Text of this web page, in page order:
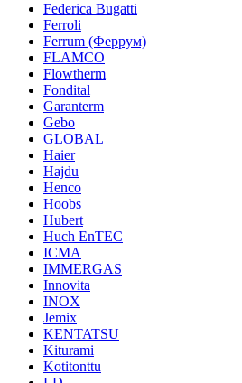
Federica Bugatti
Ferroli
Ferrum (Феррум)
FLAMCO
Flowtherm
Fondital
Garanterm
Gebo
GLOBAL
Haier
Hajdu
Henco
Hoobs
Hubert
Huch EnTEC
ICMA
IMMERGAS
Innovita
INOX
Jemix
KENTATSU
Kiturami
Kotitonttu